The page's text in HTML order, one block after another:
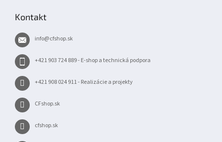
Kontakt
info@cfshop.sk
+421 903 724 889 - E-shop a technická podpora
+421 908 024 911 - Realizácie a projekty
CFshop.sk
cfshop.sk